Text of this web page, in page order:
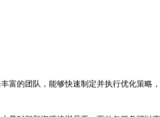
富的团队，能够快速制定并执行优化策略